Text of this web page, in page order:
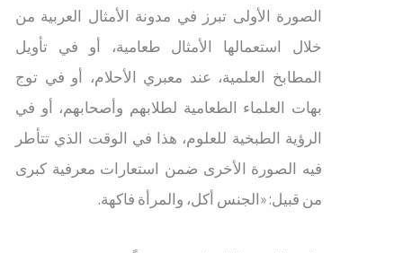
الصورة الأولى تبرز في مدونة الأمثال العربية من
خلال استعمالها الأمثال طعامية، أو في تأويل
المطابخ العلمية، عند معبري الأحلام، أو في توج
بهات العلماء الطعامية لطلابهم وأصحابهم، أو في
الرؤية الطبخية للعلوم، هذا في الوقت الذي تتأطر
فيه الصورة الأخرى ضمن استعارات معرفية كبرى
من قبيل: «الجنس أكل، والمرأة فاكهة.